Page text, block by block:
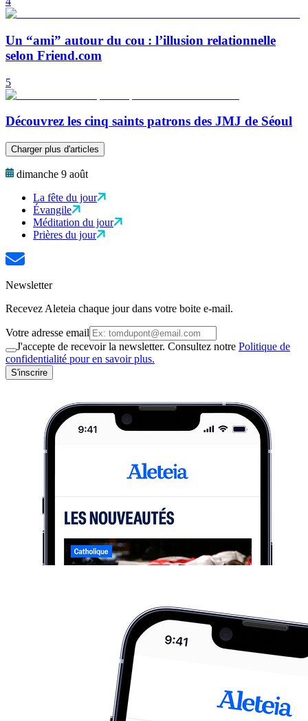
Un “ami” autour du cou : l’illusion relationnelle
selon Friend.com
5
Découvrez les cinq saints patrons des JMJ de Séoul
Charger plus d'articles
dimanche 9 août
La fête du jour
Évangile
Méditation du jour
Prières du jour
Newsletter
Recevez Aleteia chaque jour dans votre boite e-mail.
Votre adresse email
J'accepte de recevoir la newsletter. Consultez notre Politique de
confidentialité pour en savoir plus.
S'inscrire